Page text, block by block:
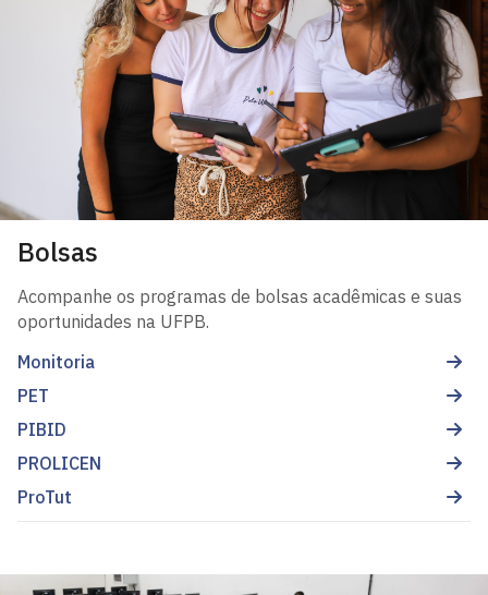
Bolsas
Acompanhe os programas de bolsas acadêmicas e suas
oportunidades na UFPB.
Monitoria
PET
PIBID
PROLICEN
ProTut